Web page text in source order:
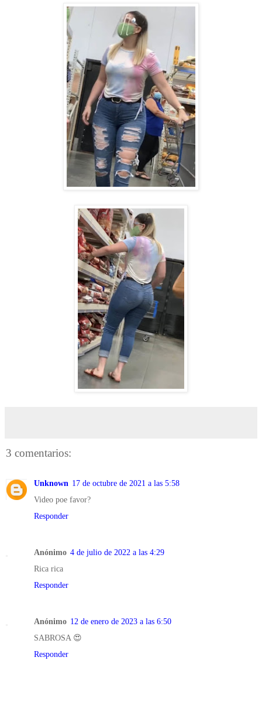
3 comentarios:
Unknown 17 de octubre de 2021 a las 5:58
Video poe favor?
Responder
Anónimo 4 de julio de 2022 a las 4:29
Rica rica
Responder
Anónimo 12 de enero de 2023 a las 6:50
SABROSA 😍
Responder